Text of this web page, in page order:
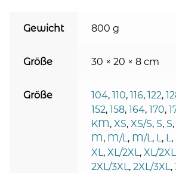
Gewicht 800 g
Größe 30 × 20 × 8 cm
Größe 104, 110, 116, 122,
152, 158, 164, 170,
KM, XS, XS/S, S, S,
M, M/L, M/L, L, L,
XL, XL/2XL, XL/2XL
2XL/3XL, 2XL/3XL,